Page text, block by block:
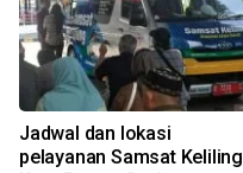
Jadwal dan lokasi
pelayanan Samsat Keliling